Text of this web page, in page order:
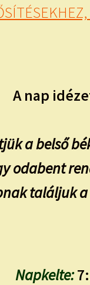
A nap
a belső
odabent
találjuk
Napkelte: